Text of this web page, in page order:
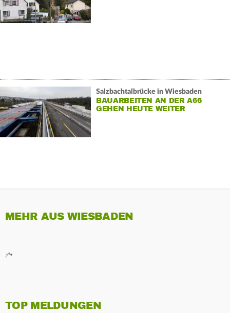
Salzbachtalbrücke in Wiesbaden
BAUARBEITEN AN DER A66
GEHEN HEUTE WEITER
MEHR AUS WIESBADEN
TOP MELDUNGEN